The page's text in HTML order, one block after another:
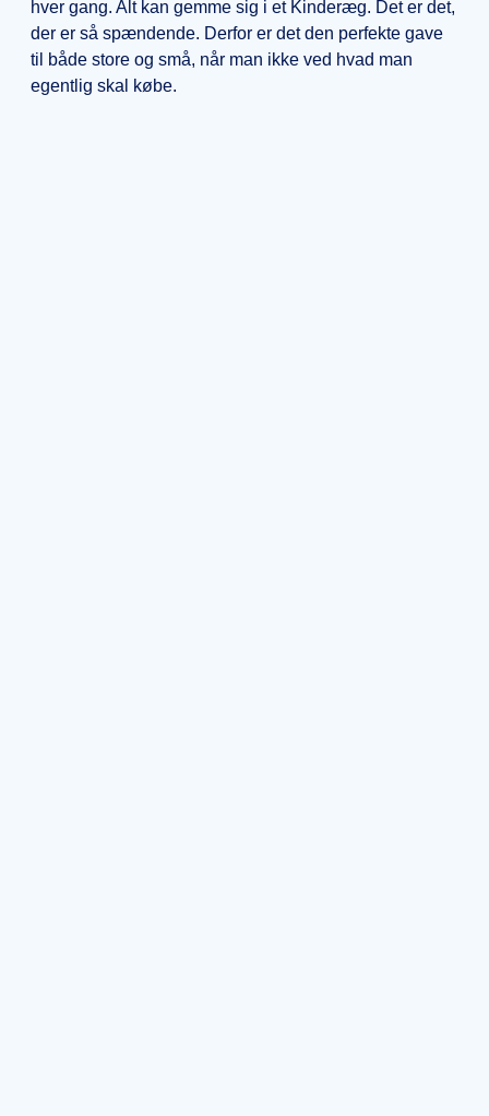
hver gang. Alt kan gemme sig i et Kinderæg. Det er det,
der er så spændende. Derfor er det den perfekte gave
til både store og små, når man ikke ved hvad man
egentlig skal købe.